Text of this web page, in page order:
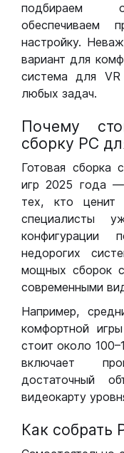
подбираем
обеспечиваем
настройку.
вариант для
система для
любых задач.
Почему
сборку РС
Готовая сборка
игр 2025 года
тех, кто
специалисты
недорогих
мощных сборок
современными
Например,
комфортной
стоит около
включает
достаточный
видеокарту
Как собрать